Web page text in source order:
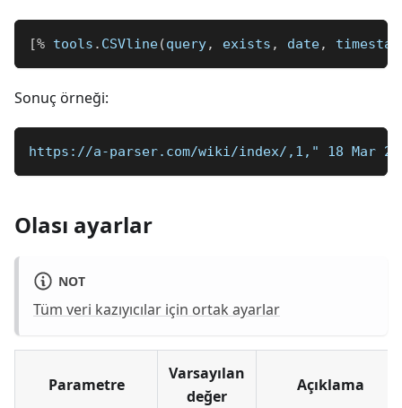
[% tools . CSVline(query, exists , date,
Sonuç örneği:
https://a-parser.com/wiki/index/,1," 18 Mar
Olası ayarlar
NOT
Tüm veri kazıyıcılar için ortak ayarlar
Parametre
Varsayılan
değer
Açıklama